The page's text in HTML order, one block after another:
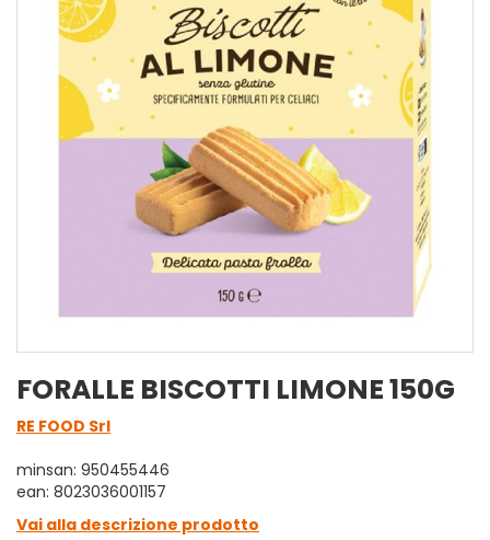
FORALLE BISCOTTI LIMONE 150G
RE FOOD Srl
minsan: 950455446
ean: 8023036001157
Vai alla descrizione prodotto